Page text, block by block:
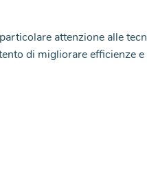
attenzione alle
di migliorare efficienze